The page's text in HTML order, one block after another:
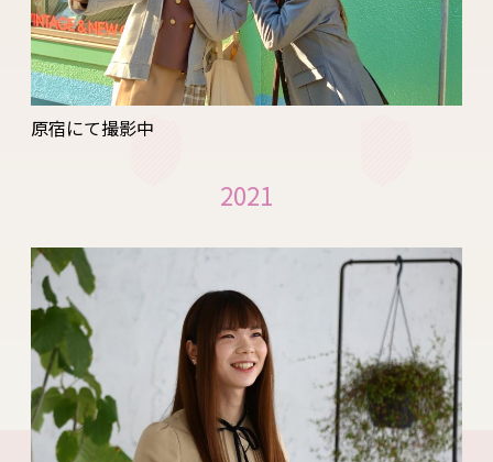
原宿にて撮影中
2021